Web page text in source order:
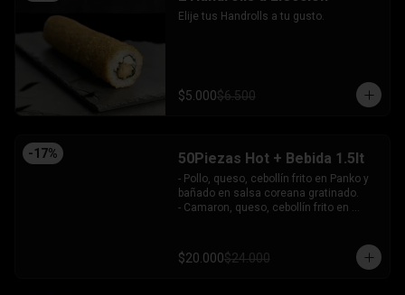
Elije tus Handrolls a tu gusto.
$5.000$6.500
-17% 50Piezas Hot + Bebida 1.5lt
- Pollo, queso, cebollín frito en Panko y
bañado en salsa coreana gratinado.
- Camaron, queso, cebollín frito en
bañado en salsa tari.
- Salmón, queso, cebollín frito en Panko.
$20.000$24.000